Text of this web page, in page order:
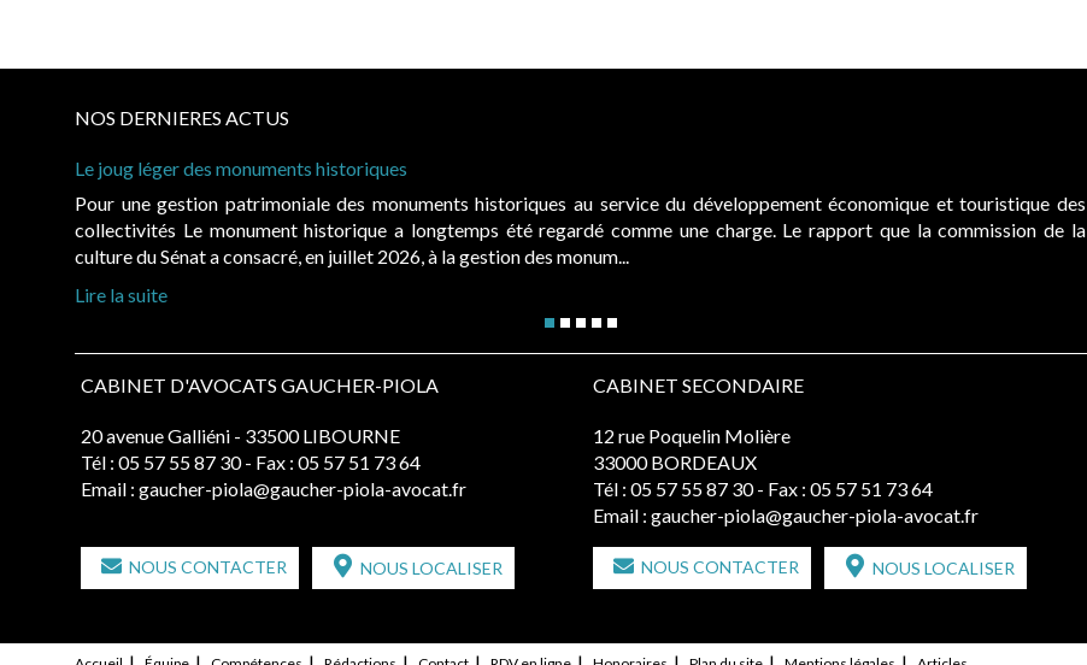
NOS DERNIERES ACTUS
Le joug léger des monuments historiques
Pour une gestion patrimoniale des monuments historiques au service du développement économique et touristique des
collectivités Le monument historique a longtemps été regardé comme une charge. Le rapport que la commission de la
culture du Sénat a consacré, en juillet 2026, à la gestion des monum...
Lire la suite
CABINET D'AVOCATS GAUCHER-PIOLA
20 avenue Galliéni - 33500 LIBOURNE
Tél : 05 57 55 87 30 - Fax : 05 57 51 73 64
Email : gaucher-piola@gaucher-piola-avocat.fr
NOUS CONTACTER NOUS LOCALISER
CABINET SECONDAIRE
12 rue Poquelin Molière
33000 BORDEAUX
Tél : 05 57 55 87 30 - Fax : 05 57 51 73 64
Email : gaucher-piola@gaucher-piola-avocat.fr
NOUS CONTACTER NOUS LOCALISER